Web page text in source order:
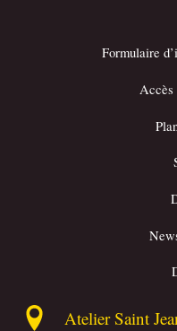
Formulaire
Accès
Atelier Saint